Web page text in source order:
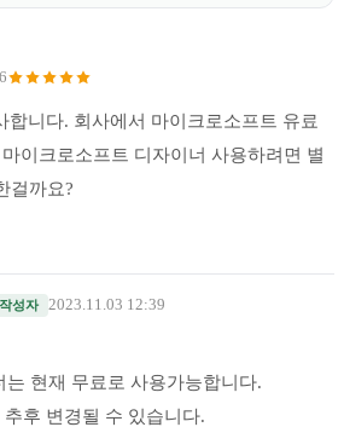
합니다. 회사에서 마이크로소프트 유료
이크로소프트 디자이너 사용하려면 별
걸까요?
작성자 2023.11.03 12:39
는 현재 무료로 사용가능합니다.
후 변경될 수 있습니다.